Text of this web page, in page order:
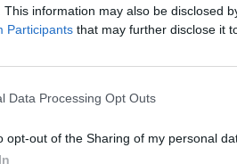
This information may also be disclosed
Participants that may further disclose it
Data Processing Opt Outs
opt-out of the Sharing of my personal
apžiūrėti po
Danės bei Liepų g.,